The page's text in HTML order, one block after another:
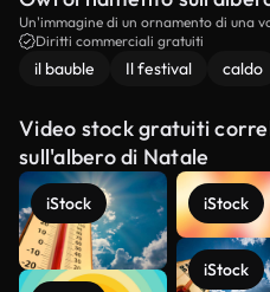
Un'immagine di un ornamento di una
Diritti commerciali gratuiti
il bauble Il festival caldo
Video stock gratuiti
sull'albero di Natale
iStock iStock
iStock